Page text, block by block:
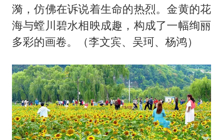
漪，仿佛在诉说着生命的热烈。金黄的花
海与螳川碧水相映成趣，构成了一幅绚丽
多彩的画卷。（李文宾、吴珂、杨鸿）